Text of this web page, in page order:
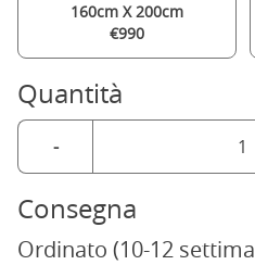
160cm X 200cm
€990
Quantità
-
Consegna
Ordinato (10-12